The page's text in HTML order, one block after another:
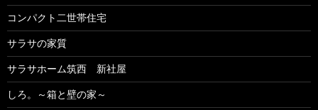
コンパクト二世帯住宅
サラサの家質
サラサホーム筑西 新社屋
しろ。～箱と壁の家～